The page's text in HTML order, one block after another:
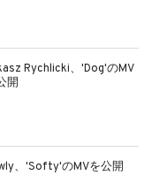
Rychlicki、'Dog'のMV
開
、'Softy'のMVを公開